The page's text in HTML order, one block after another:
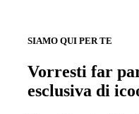
SIAMO QUI PER TE
Vorresti far
esclusiva di